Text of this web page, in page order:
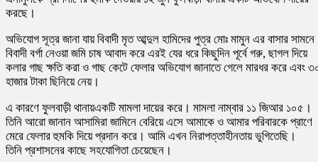
করছে।
অভিযোগ সূত্র জানা যায় বিবাদী মৃত আব্দুল হামিদের পুত্র মোঃ মামুন এর বাসার সামনে
বিবাদী বর্গা নেওয়া জমি চাষ আবাদ করে এরই যের ধরে কিছুদিন পূর্বে গরু, ছাগল দিয়ে
কলার গাছ ক্ষতি করা ও গাছ কেটে ফেলার অভিযোগ জানাতে গেলে মারধর করে এবং
হাজার টাকা ছিনিয়ে নেয়।
এ কারণে ফুলবাড়ী থানায়একটি মামলা দায়ের করে। মামলা নাম্বার ১১ জিআর ১০৫।
তিনি আরো জানান আসামিরা জামিনে বেরিয়ে এসে আমাকে ও আমার পরিবারকে প্রাণে
মেরে ফেলার হুমকি দিয়ে প্রদান করে। আমি এখন নিরাপত্তাহীনতায় ভুগিতেছি।
তিনি প্রশাসনের কাছে সহযোগিতা চেয়েছেন।